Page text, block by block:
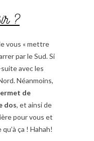
?
vous « mettre
par le Sud. Si
avec les
Néanmoins,
de
dos, et ainsi de
pour vous et
ça ! Hahah!